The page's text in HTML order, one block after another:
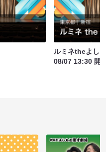
ルミネtheよし
08/07 13:30 開